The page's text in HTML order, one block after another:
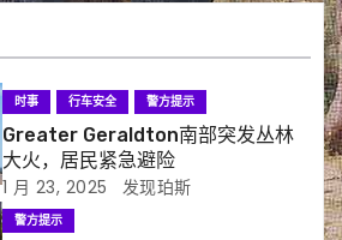
时事 行车安全 警方提示
Greater Geraldton南部突发丛林
大火，居民紧急避险
1 月 23, 2025 发现珀斯
警方提示